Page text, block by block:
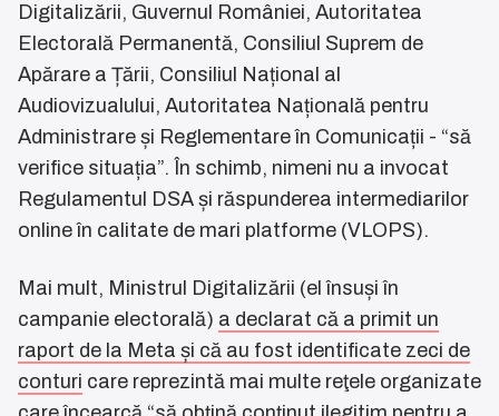
Digitalizării, Guvernul României, Autoritatea
Electorală Permanentă, Consiliul Suprem de
Apărare a Țării, Consiliul Național al
Audiovizualului, Autoritatea Națională pentru
Administrare și Reglementare în Comunicații - “să
verifice situația”. În schimb, nimeni nu a invocat
Regulamentul DSA și răspunderea intermediarilor
online în calitate de mari platforme (VLOPS).
Mai mult, Ministrul Digitalizării (el însuși în
campanie electorală) a declarat că a primit un
raport de la Meta și că au fost identificate zeci de
conturi care reprezintă mai multe reţele organizate